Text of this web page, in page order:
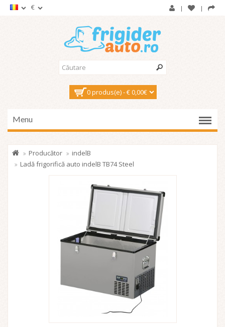
€
0 produs(e) - € 0,00€
Menu
Producător
indelB
Ladă frigorifică auto indelB TB74 Steel